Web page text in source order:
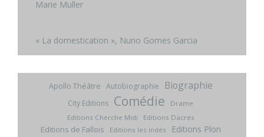
Marie Muller
« La domestication », Nuno Gomes Garcia
Apollo Théâtre Autobiographie Biographie
City Editions Comédie
Drame
Editions Cherche Midi
Editions Dacres
Editions de Fallois Editions les indés Editions Plon